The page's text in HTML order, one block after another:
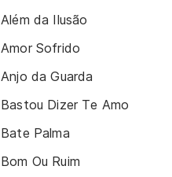
Além da Ilusão
Amor Sofrido
Anjo da Guarda
Bastou Dizer Te Amo
Bate Palma
Bom Ou Ruim